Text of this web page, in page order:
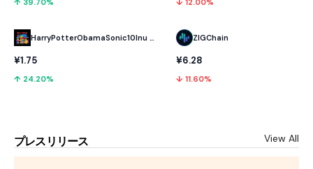
↑ 39.70%
HarryPotterObamaSonic10Inu (ETH)
¥1.75
↑ 24.20%
↓ 12.00%
ZIGChain
¥6.28
↓ 11.60%
プレスリリース View All